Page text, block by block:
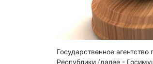
Государственное
Республики (далее -